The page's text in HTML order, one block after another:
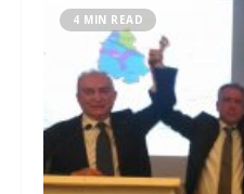
4 MIN READ